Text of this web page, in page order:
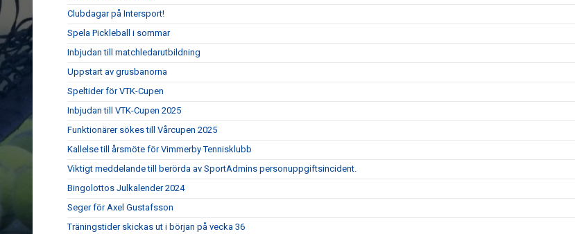
Clubdagar på Intersport!
Spela Pickleball i sommar
Inbjudan till matchledarutbildning
Uppstart av grusbanorna
Speltider för VTK-Cupen
Inbjudan till VTK-Cupen 2025
Funktionärer sökes till Vårcupen 2025
Kallelse till årsmöte för Vimmerby Tennisklubb
Viktigt meddelande till berörda av SportAdmins personuppgiftsincident.
Bingolottos Julkalender 2024
Seger för Axel Gustafsson
Träningstider skickas ut i början på vecka 36